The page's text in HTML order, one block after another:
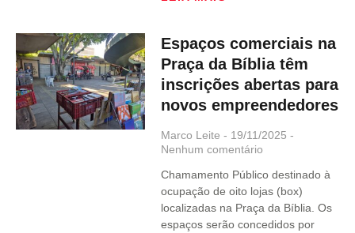
Espaços comerciais na
Praça da Bíblia têm
inscrições abertas para
novos empreendedores
Marco Leite
19/11/2025
Nenhum comentário
Chamamento Público destinado à
ocupação de oito lojas (box)
localizadas na Praça da Bíblia. Os
espaços serão concedidos por